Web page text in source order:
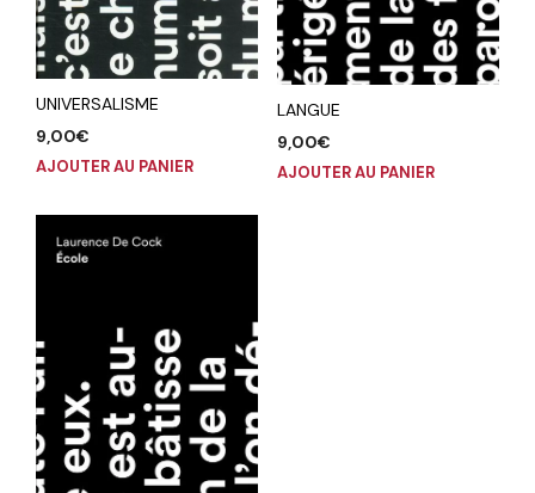
UNIVERSALISME
9,00€
AJOUTER AU PANIER
LANGUE
9,00€
AJOUTER AU PANIER